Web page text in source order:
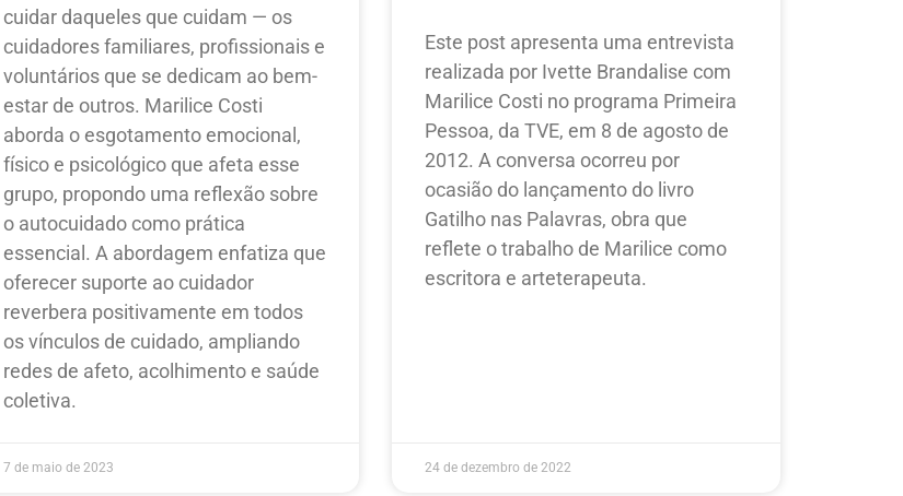
cuidar daqueles que cuidam — os
cuidadores familiares, profissionais e
voluntários que se dedicam ao bem-
estar de outros. Marilice Costi
aborda o esgotamento emocional,
físico e psicológico que afeta esse
grupo, propondo uma reflexão sobre
o autocuidado como prática
essencial. A abordagem enfatiza que
oferecer suporte ao cuidador
reverbera positivamente em todos
os vínculos de cuidado, ampliando
redes de afeto, acolhimento e saúde
coletiva.
7 de maio de 2023
Este post apresenta uma entrevista
realizada por Ivette Brandalise com
Marilice Costi no programa Primeira
Pessoa, da TVE, em 8 de agosto de
2012. A conversa ocorreu por
ocasião do lançamento do livro
Gatilho nas Palavras, obra que
reflete o trabalho de Marilice como
escritora e arteterapeuta.
24 de dezembro de 2022